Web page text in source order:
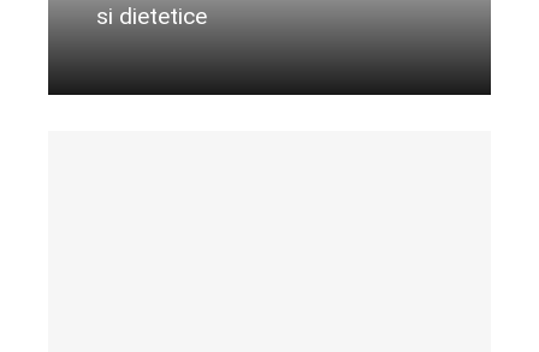
si dietetice